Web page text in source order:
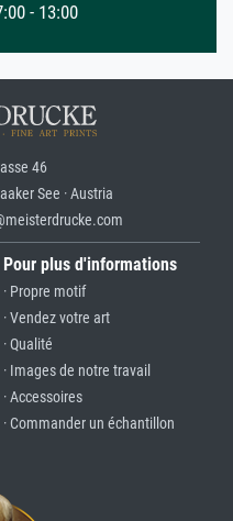
- 13:00
46
See · Austria
Pour plus d'informations
· Propre motif
· Vendez votre art
· Qualité
· Images de notre travail
· Accessoires
· Commander un échantillon